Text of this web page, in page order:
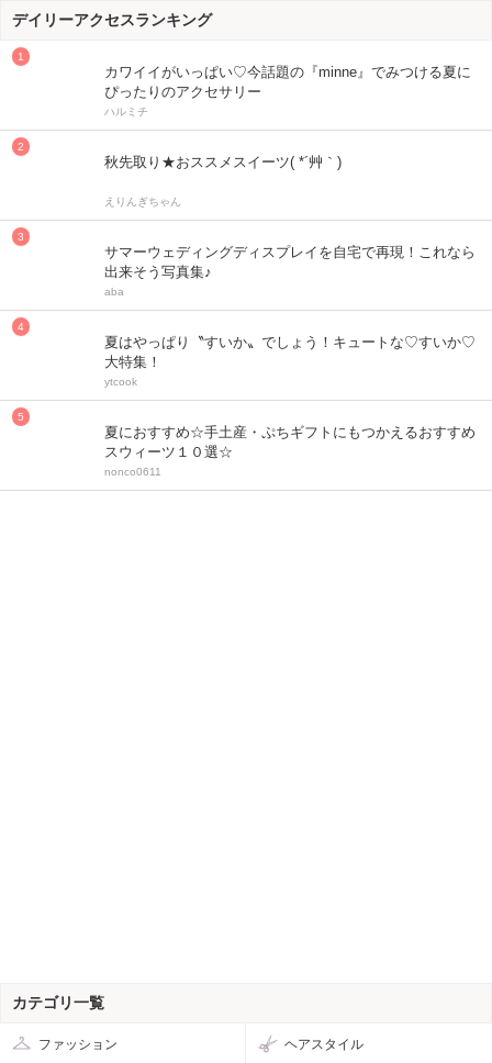
デイリーアクセスランキング
カワイイがいっぱい♡今話題の『minne』でみつける夏に
ぴったりのアクセサリー
ハルミチ
秋先取り★おススメスイーツ( *´艸｀)
えりんぎちゃん
サマーウェディングディスプレイを自宅で再現！これなら
出来そう写真集♪
aba
夏はやっぱり〝すいか〟でしょう！キュートな♡すいか♡
大特集！
ytcook
夏におすすめ☆手土産・ぷちギフトにもつかえるおすすめ
スウィーツ１０選☆
nonco0611
カテゴリ一覧
ファッション ヘアスタイル